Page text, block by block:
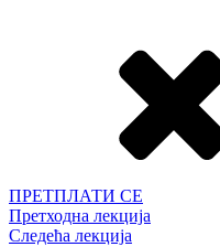
ПРЕТПЛАТИ СЕ
Претходна лекција
Следећа лекција